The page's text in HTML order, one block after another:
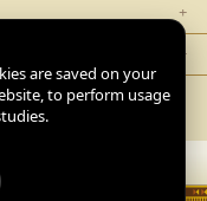
are saved on your
to perform usage